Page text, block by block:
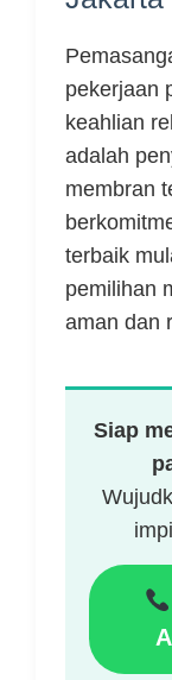
pekerjaan
keahlian
adalah
membran
terbaik
pemilihan
aman dan
Siap